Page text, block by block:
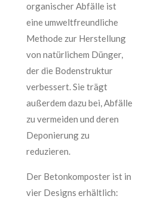
organischer Abfälle ist
eine umweltfreundliche
Methode zur Herstellung
von natürlichem Dünger,
der die Bodenstruktur
verbessert. Sie trägt
außerdem dazu bei, Abfälle
zu vermeiden und deren
Deponierung zu
reduzieren.
Der Betonkomposter ist in
vier Designs erhältlich: